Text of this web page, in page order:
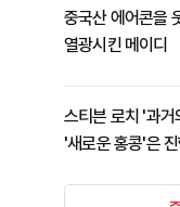
중국산 에어콘을
열광시킨 메이디
스티븐 로치 '과
'새로운 홍콩'은